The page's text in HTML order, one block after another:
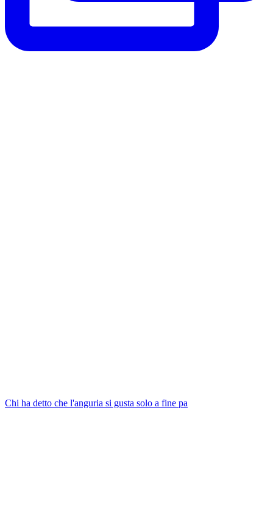
Chi ha detto che l'anguria si gusta solo a fine pa